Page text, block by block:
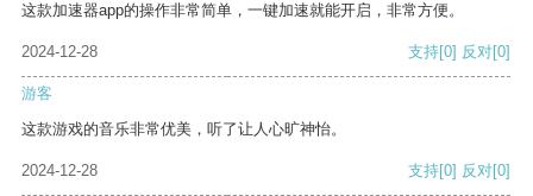
这款加速器app的操作非常简单，一键加速就能开启，非常方便。
2024-12-28 支持[0] 反对[0]
游客
这款游戏的音乐非常优美，听了让人心旷神怡。
2024-12-28 支持[0] 反对[0]